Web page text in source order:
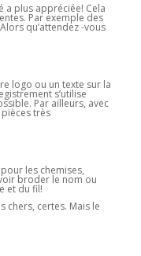
a plus appréciée! Cela
Par exemple des
qu’attendez -vous
logo ou un texte sur la
s’utilise
Par ailleurs, avec
très
les chemises,
broder le nom ou
et du fil!
chers, certes. Mais le